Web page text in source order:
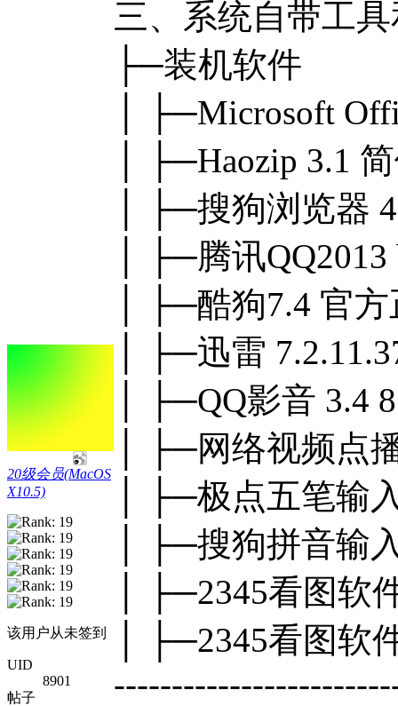
20级会员(MacOS
X10.5)
该用户从未签到
UID
8901
帖子
三、系统自带工
├─装机软件
│ ├─Microsoft
│ ├─Haozip 3.1
│ ├─搜狗浏览器
│ ├─腾讯
│ ├─酷狗7.4 官
│ ├─迅雷
│ ├─QQ影音 3.4
│ ├─网络视频点
│ ├─极点五笔输
│ ├─搜狗拼音输
│ ├─2345看图软
│ ├─2345看图软